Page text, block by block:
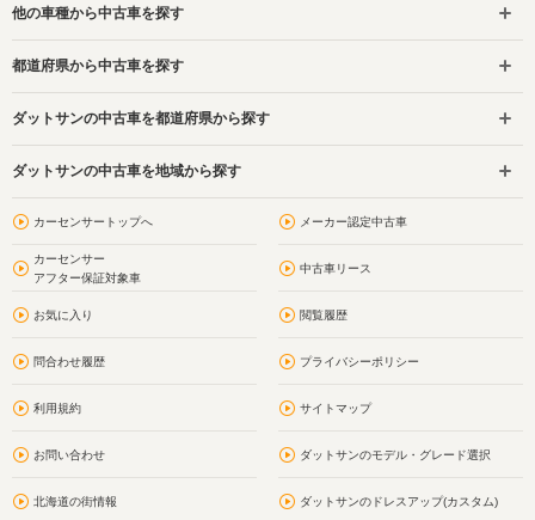
他の車種から中古車を探す
都道府県から中古車を探す
ダットサンの中古車を都道府県から探す
ダットサンの中古車を地域から探す
カーセンサートップへ メーカー認定中古車
カーセンサー
アフター保証対象車
中古車リース
お気に入り 閲覧履歴
問合わせ履歴 プライバシーポリシー
利用規約 サイトマップ
お問い合わせ ダットサンのモデル・グレード選択
北海道の街情報 ダットサンのドレスアップ(カスタム)